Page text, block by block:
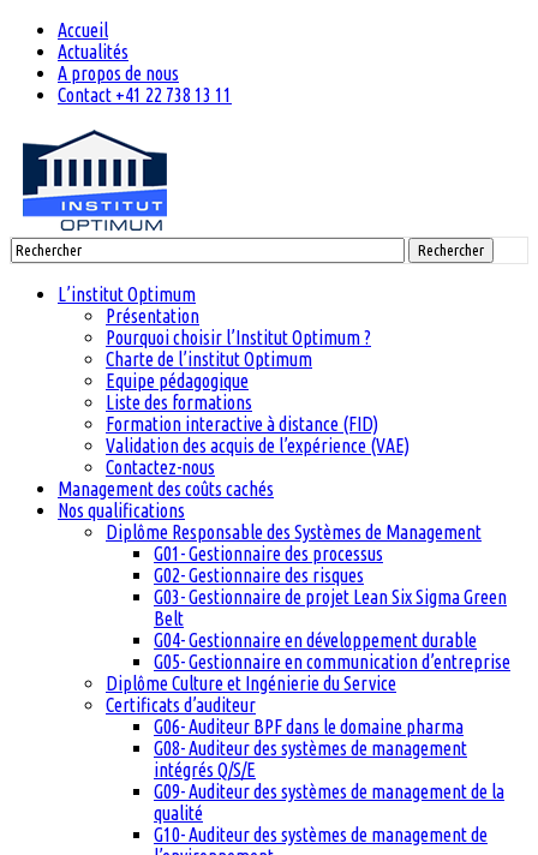
Accueil
Actualités
A propos de nous
Contact +41 22 738 13 11
Rechercher
L’institut Optimum
Présentation
Pourquoi choisir l’Institut Optimum ?
Charte de l’institut Optimum
Equipe pédagogique
Liste des formations
Formation interactive à distance (FID)
Validation des acquis de l’expérience (VAE)
Contactez-nous
Management des coûts cachés
Nos qualifications
Diplôme Responsable des Systèmes de Management
G01- Gestionnaire des processus
G02- Gestionnaire des risques
G03- Gestionnaire de projet Lean Six Sigma Green
Belt
G04- Gestionnaire en développement durable
G05- Gestionnaire en communication d’entreprise
Diplôme Culture et Ingénierie du Service
Certificats d’auditeur
G06- Auditeur BPF dans le domaine pharma
G08- Auditeur des systèmes de management
intégrés Q/S/E
G09- Auditeur des systèmes de management de la
qualité
G10- Auditeur des systèmes de management de